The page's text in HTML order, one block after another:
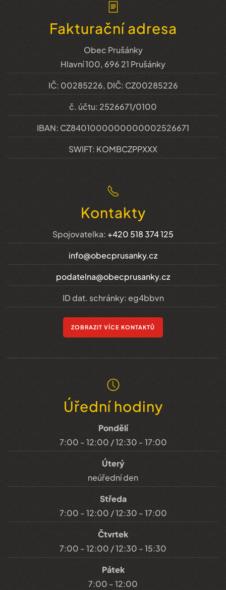
Fakturační adresa
Obec Prušánky
Hlavní 100, 696 21 Prušánky
IČ: 00285226, DIČ: CZ00285226
č. účtu: 2526671/0100
IBAN: CZ8401000000000002526671
SWIFT: KOMBCZPPXXX
Kontakty
Spojovatelka: +420 518 374 125
info@obecprusanky.cz
podatelna@obecprusanky.cz
ID dat. schránky: eg4bbvn
ZOBRAZIT VÍCE KONTAKTŮ
Úřední hodiny
Pondělí
7:00 - 12:00 / 12:30 - 17:00
Úterý
neúřední den
Středa
7:00 - 12:00 / 12:30 - 17:00
Čtvrtek
7:00 - 12:00 / 12:30 - 15:30
Pátek
7:00 - 12:00